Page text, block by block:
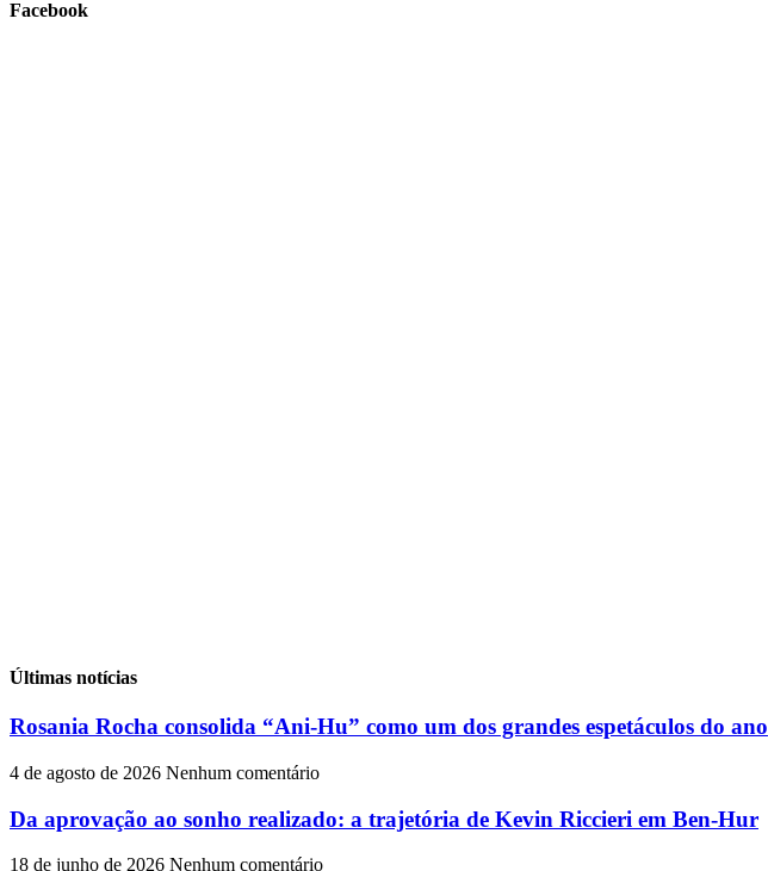
Facebook
Últimas notícias
Rosania Rocha consolida “Ani-Hu” como um dos grandes espetáculos do ano
4 de agosto de 2026 Nenhum comentário
Da aprovação ao sonho realizado: a trajetória de Kevin Riccieri em Ben-Hur
18 de junho de 2026 Nenhum comentário